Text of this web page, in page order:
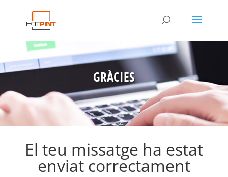
GRÀCIES
El teu missatge ha estat
enviat correctament